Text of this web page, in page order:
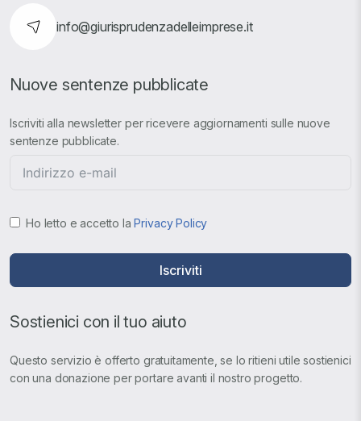
info@giurisprudenzadelleimprese.it
Nuove sentenze pubblicate
Iscriviti alla newsletter per ricevere aggiornamenti sulle nuove
sentenze pubblicate.
Ho letto e accetto laPrivacy Policy
Iscriviti
Sostienici con il tuo aiuto
Questo servizio è offerto gratuitamente, se lo ritieni utile sostienici
con una donazione per portare avanti il nostro progetto.